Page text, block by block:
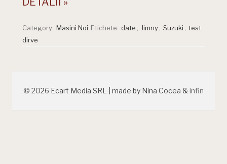
Category: Masini Noi Etichete: date Jimny Suzuki
test
dirve
© 2026 Ecart Media SRL | made by Nina Cocea &infin